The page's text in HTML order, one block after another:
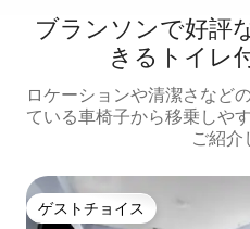
ブランソンで好評
きるトイレ
ロケーションや清潔さなど
ている車椅子から移乗しや
ご紹介
ゲストチョイス
ゲストチョイス